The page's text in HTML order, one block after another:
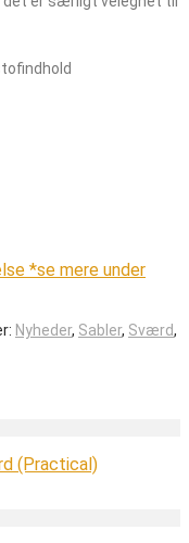
*se mere under
Nyheder, Sabler, Sværd,
(Practical)